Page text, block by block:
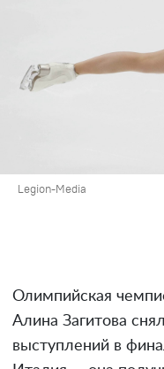
Legion-Media
Олимпийская
Алина Загитова
выступлений в